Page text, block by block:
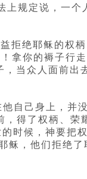
规定说，一个
拒绝耶稣的权
拿你的褥子行
当众人面前出
自己身上，并
得了权柄、荣
时候，神要把
稣，他们拒绝了